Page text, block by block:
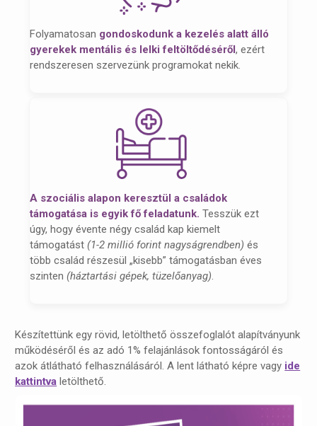
Folyamatosan gondoskodunk a kezelés alatt álló
gyerekek mentális és lelki feltöltődéséről, ezért
rendszeresen szervezünk programokat nekik.
A szociális alapon keresztül a családok
támogatása is egyik fő feladatunk. Tesszük ezt
úgy, hogy évente négy család kap kiemelt
támogatást (1-2 millió forint nagyságrendben)és
több család részesül „kisebb” támogatásban éves
szinten (háztartási gépek, tüzelőanyag)
Készítettünk egy rövid, letölthető összefoglalót alapítványunk
működéséről és az adó 1% felajánlások fontosságáról és
azok átlátható felhasználásáról. A lent látható képre vagy ide
kattintva letölthető.